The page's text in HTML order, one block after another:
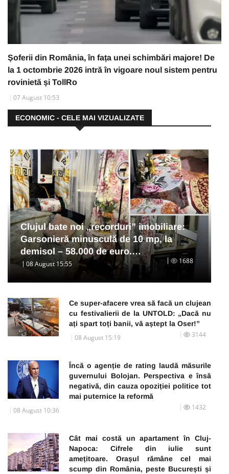
Șoferii din România, în fața unei schimbări majore! De
la 1 octombrie 2026 intră în vigoare noul sistem pentru
rovinietă și TollRo
07 August 10:53
ECONOMIC - CELE MAI VIZUALIZATE
Clujul bate noi „recorduri” imobiliare:
Garsonieră minusculă de 10 mp, la
demisol – 58.000 de euro.…
08 August 15:55 1688
Ce super-afacere vrea să facă un clujean
cu festivalierii de la UNTOLD: „Dacă nu
ați spart toți banii, vă aștept la Oser!”
08 August 15:19 3144
Încă o agenție de rating laudă măsurile
guvernului Bolojan. Perspectiva e însă
negativă, din cauza opoziției politice tot
mai puternice la reformă
08 August 10:36 1432
Cât mai costă un apartament în Cluj-
Napoca: Cifrele din iulie sunt
amețitoare. Orașul rămâne cel mai
scump din România, peste București și